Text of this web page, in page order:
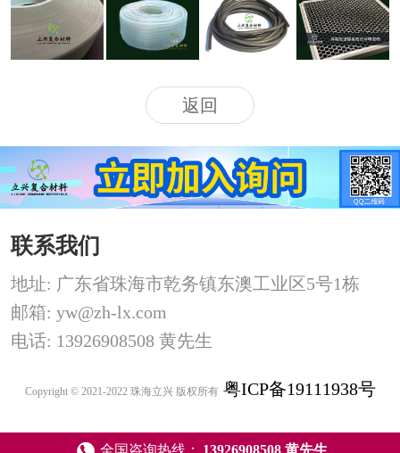
导热硅胶皮 透明硅胶管
镍碳银铝银
玻导电管
屏蔽吸波通
风板
返回
联系我们
地址: 广东省珠海市乾务镇东澳工业区5号1栋
邮箱: yw@zh-lx.com
电话: 13926908508 黄先生
Copyright © 2021-2022 珠海立兴 版权所有 粤ICP备19111938号
全国咨询热线： 13926908508 黄先生